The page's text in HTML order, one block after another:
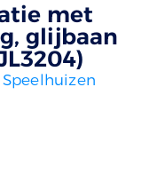
met
glijbaan
Speelhuizen